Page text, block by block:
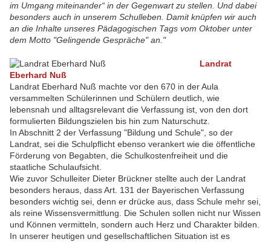
im Umgang miteinander“ in der Gegenwart zu stellen. Und dabei
besonders auch in unserem Schulleben. Damit knüpfen wir auch
an die Inhalte unseres Pädagogischen Tags vom Oktober unter
dem Motto "Gelingende Gespräche" an."
Landrat
Eberhard Nuß
Landrat Eberhard Nuß machte vor den 670 in der Aula
versammelten Schülerinnen und Schülern deutlich, wie
lebensnah und alltagsrelevant die Verfassung ist, von den dort
formulierten Bildungszielen bis hin zum Naturschutz.
In Abschnitt 2 der Verfassung "Bildung und Schule", so der
Landrat, sei die Schulpflicht ebenso verankert wie die öffentliche
Förderung von Begabten, die Schulkostenfreiheit und die
staatliche Schulaufsicht.
Wie zuvor Schulleiter Dieter Brückner stellte auch der Landrat
besonders heraus, dass Art. 131 der Bayerischen Verfassung
besonders wichtig sei, denn er drücke aus, dass Schule mehr sei,
als reine Wissensvermittlung. Die Schulen sollen nicht nur Wissen
und Können vermitteln, sondern auch Herz und Charakter bilden.
In unserer heutigen und gesellschaftlichen Situation ist es